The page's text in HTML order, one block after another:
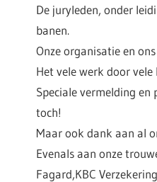
De juryleden, onder
banen.
Onze organisatie en
Het vele werk door
Speciale vermelding
toch!
Maar ook dank aan al
Evenals aan onze
Fagard,KBC